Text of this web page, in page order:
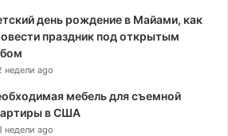
день рождение в Майами, как
праздник под открытым
недели ago
мебель для съемной
в США
недели ago